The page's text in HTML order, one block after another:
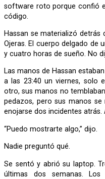
software roto porque confió
código.
Hassan se materializó detrás de Mariana. Auriculares en el cuello.
Ojeras. El cuerpo delgado de
y cuatro horas de sueño. No
Las manos de Hassan estaban firmes. Siempre lo estaban. Incluso
a las 23:40 un viernes, solo
otro, sus manos no
pedazos, pero sus manos
enojarse dos incidentes
“Puedo mostrarte algo,” dijo.
Nadie preguntó qué.
Se sentó y abrió su laptop. Tres incidentes de producción de las
últimas dos semanas.